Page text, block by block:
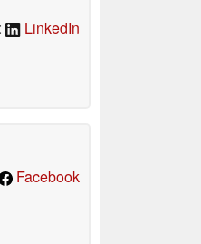
LinkedIn
Facebook